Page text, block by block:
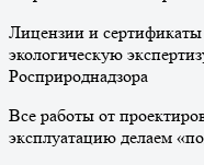
Лицензии и сертификаты
экологическую
Росприроднадзора
Все работы от
эксплуатацию делаем